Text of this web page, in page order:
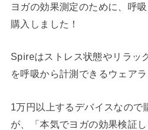
ヨガの効果測定のために、呼
購入しました！
Spireはストレス状態やリラッ
を呼吸から計測できるウェアラ
1万円以上するデバイスなので
が、「本気でヨガの効果検証